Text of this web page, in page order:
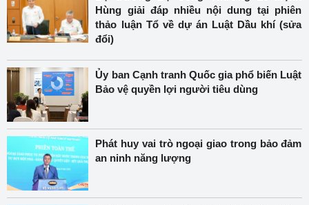
Hùng giải đáp nhiều nội dung tại phiên
thảo luận Tổ về dự án Luật Dầu khí (sửa
đổi)
Ủy ban Cạnh tranh Quốc gia phổ biến Luật
Bảo vệ quyền lợi người tiêu dùng
Phát huy vai trò ngoại giao trong bảo đảm
an ninh năng lượng